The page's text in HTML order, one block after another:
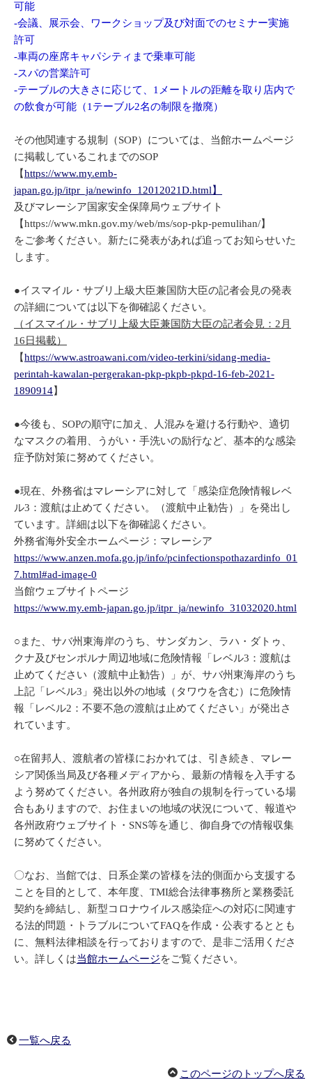
可能
-会議、展示会、ワークショップ及び対面でのセミナー実施
許可
-車両の座席キャパシティまで乗車可能
-スパの営業許可
-テーブルの大きさに応じて、1メートルの距離を取り店内で
の飲食が可能（1テーブル2名の制限を撤廃）
その他関連する規制（SOP）については、当館ホームページ
に掲載しているこれまでのSOP
【https://www.my.emb-
japan.go.jp/itpr_ja/newinfo_12012021D.html】
及びマレーシア国家安全保障局ウェブサイト
【https://www.mkn.gov.my/web/ms/sop-pkp-pemulihan/】
をご参考ください。新たに発表があれば追ってお知らせいた
します。
●イスマイル・サブリ上級大臣兼国防大臣の記者会見の発表
の詳細については以下を御確認ください。
（イスマイル・サブリ上級大臣兼国防大臣の記者会見：2月
16日掲載）
【https://www.astroawani.com/video-terkini/sidang-media-
perintah-kawalan-pergerakan-pkp-pkpb-pkpd-16-feb-2021-
1890914】
●今後も、SOPの順守に加え、人混みを避ける行動や、適切
なマスクの着用、うがい・手洗いの励行など、基本的な感染
症予防対策に努めてください。
●現在、外務省はマレーシアに対して「感染症危険情報レベ
ル3：渡航は止めてください。（渡航中止勧告）」を発出し
ています。詳細は以下を御確認ください。
外務省海外安全ホームページ：マレーシア
https://www.anzen.mofa.go.jp/info/pcinfectionspothazardinfo_01
7.html#ad-image-0
当館ウェブサイトページ
https://www.my.emb-japan.go.jp/itpr_ja/newinfo_31032020.html
○また、サバ州東海岸のうち、サンダカン、ラハ・ダトゥ、
クナ及びセンポルナ周辺地域に危険情報「レベル3：渡航は
止めてください（渡航中止勧告）」が、サバ州東海岸のうち
上記「レベル3」発出以外の地域（タワウを含む）に危険情
報「レベル2：不要不急の渡航は止めてください」が発出さ
れています。
○在留邦人、渡航者の皆様におかれては、引き続き、マレー
シア関係当局及び各種メディアから、最新の情報を入手する
よう努めてください。各州政府が独自の規制を行っている場
合もありますので、お住まいの地域の状況について、報道や
各州政府ウェブサイト・SNS等を通じ、御自身での情報収集
に努めてください。
〇なお、当館では、日系企業の皆様を法的側面から支援する
ことを目的として、本年度、TMI総合法律事務所と業務委託
契約を締結し、新型コロナウイルス感染症への対応に関連す
る法的問題・トラブルについてFAQを作成・公表するととも
に、無料法律相談を行っておりますので、是非ご活用くださ
い。詳しくは当館ホームページをご覧ください。
一覧へ戻る
このページのトップへ戻る